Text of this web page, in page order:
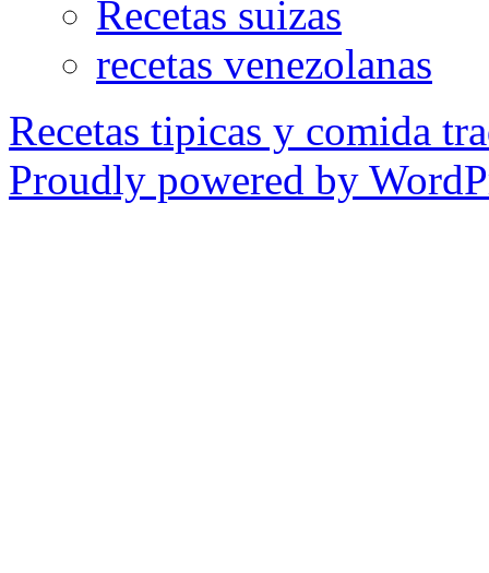
Recetas suizas
recetas venezolanas
Recetas tipicas y comida
Proudly powered by